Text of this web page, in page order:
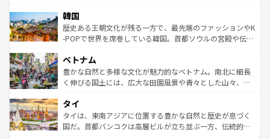
はコンテンツ一覧
いる。アクティビティも充実しており、サーフィンやダイ
ビング、ハイキングなど、アウトドア好きにはたまらな
い。オーストラリアの多彩な魅力を存分に味わいつくそ
参照してほしい。
ン）、静ひつな山岳地帯である台湾東部など、都市の喧騒
と山間の静けさが共存しており、訪れる人に新しい発見と
驚きをもたらしてくれる。また、奥深い台湾の食文化も魅
容にもいいと評判のスイーツなど、バラエティ豊かな料理
が味わえる。 なお、新着の台湾情報は コンテンツ一覧を参
照してほしい。
韓国
歴史ある王朝文化が残る一方で、最先端のファッションやK
-POPで世界を席巻している韓国。首都ソウルの宮殿や伝統
き、地方に足を延ばせば四季折々の自然美を楽しむことが
できる。そして、キムチや焼肉、絶品のストリートフード
まで、さまざまな韓国料理が待っている。夜には、韓国な
リティに包まれながら、韓国の多彩な魅力を心ゆくまで味
わってみてほしい。 なお、新着の韓国情報はコンテンツ一
覧を参照してほしい。
ベトナム
豊かな自然と多様な文化が魅力的なベトナム。南北に細長
く伸びる国土には、広大な田園風景や青々とした山々、世
急速な発展と共に伝統が息づく。ハノイの古い町並みやホ
ーチミン市のフランス統治時代の建物も、独特の雰囲気を
醸し出している。また、バラエティの豊かさとおいしさで
タイ
タイは、東南アジアに位置する豊かな自然と歴史が息づく
国だ。首都バンコクは高層ビルが立ち並ぶ一方、伝統的な